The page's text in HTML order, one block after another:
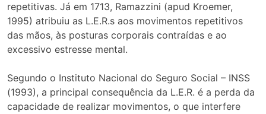
repetitivas. Já em 1713, Ramazzini (apud Kroemer,
1995) atribuiu as L.E.R.s aos movimentos repetitivos
das mãos, às posturas corporais contraídas e ao
excessivo estresse mental.
Segundo o Instituto Nacional do Seguro Social – INSS
(1993), a principal consequência da L.E.R. é a perda da
capacidade de realizar movimentos, o que interfere